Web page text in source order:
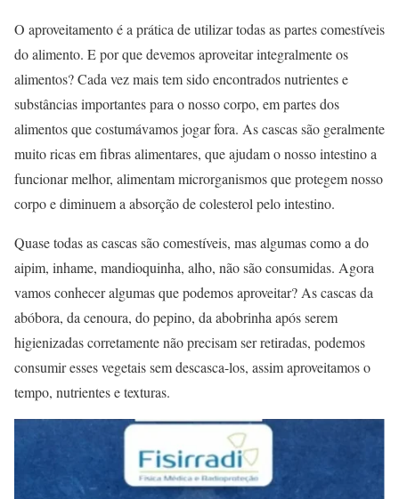
O aproveitamento é a prática de utilizar todas as partes comestíveis
do alimento. E por que devemos aproveitar integralmente os
alimentos? Cada vez mais tem sido encontrados nutrientes e
substâncias importantes para o nosso corpo, em partes dos
alimentos que costumávamos jogar fora. As cascas são geralmente
muito ricas em fibras alimentares, que ajudam o nosso intestino a
funcionar melhor, alimentam microrganismos que protegem nosso
corpo e diminuem a absorção de colesterol pelo intestino.
Quase todas as cascas são comestíveis, mas algumas como a do
aipim, inhame, mandioquinha, alho, não são consumidas. Agora
vamos conhecer algumas que podemos aproveitar? As cascas da
abóbora, da cenoura, do pepino, da abobrinha após serem
higienizadas corretamente não precisam ser retiradas, podemos
consumir esses vegetais sem descasca-los, assim aproveitamos o
tempo, nutrientes e texturas.